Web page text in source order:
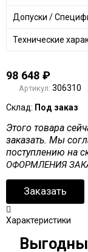
Допуски /
Технические
98 648 ₽
Артикул: 306310
Склад: Под заказ
Этого товара
заказать. Мы
поступлению на
ОФОРМЛЕНИЯ
Заказать
Характеристики